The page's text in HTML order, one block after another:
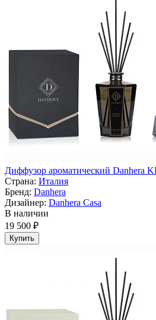
Диффузор ароматический Danhera
Страна: Италия
Бренд: Danhera
Дизайнер: Danhera Casa
В наличии
19 500 ₽
Купить